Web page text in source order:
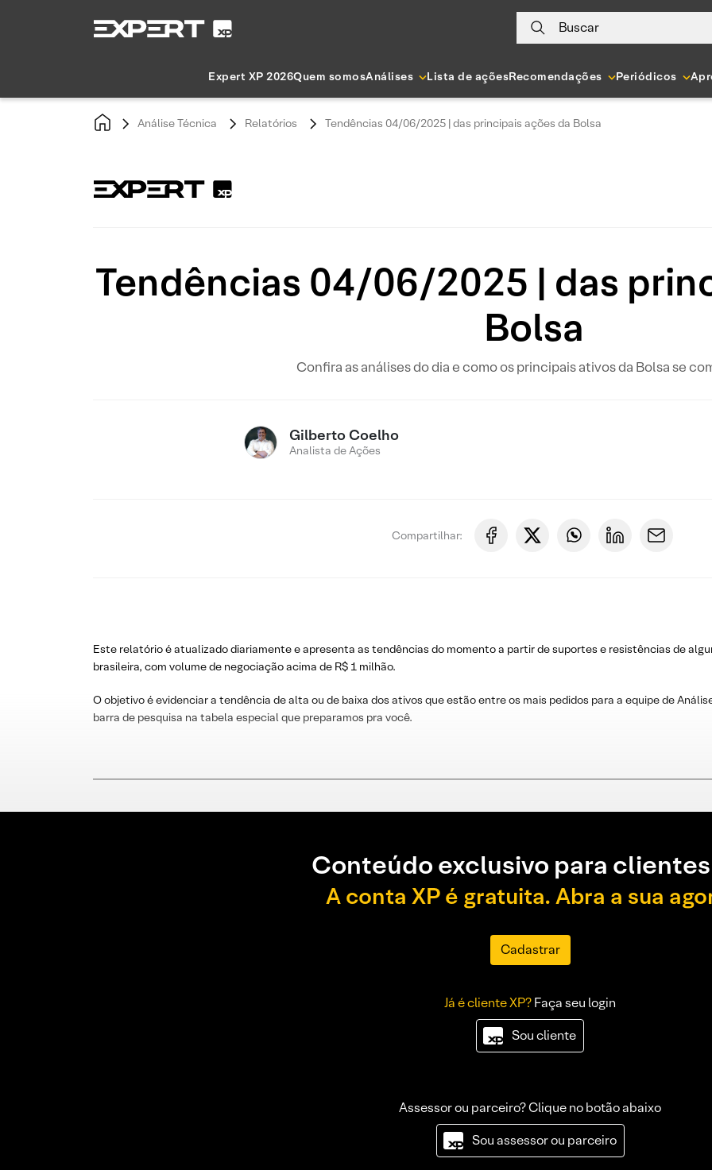
Buscar
Expert XP 2026Quem somosAnálises Lista de açõesRecomendações Periódicos
Análise Técnica Relatórios Tendências 04/06/2025 | das principais ações da Bolsa
Tendências 04/06/2025 | das
Bolsa
Confira as análises do dia e como os principais ativos da Bolsa se
Gilberto Coelho
Analista de Ações
Compartilhar:
Este relatório é atualizado diariamente e apresenta as tendências do momento a partir de suportes e resistências de
brasileira, com volume de negociação acima de R$ 1 milhão.
O objetivo é evidenciar a tendência de alta ou de baixa dos ativos que estão entre os mais pedidos para a equipe de
barra de pesquisa na tabela especial que preparamos pra você.
Conteúdo exclusivo para
A conta XP é gratuita. Abra a sua
Cadastrar
Já é cliente XP?Faça seu login
Sou cliente
Assessor ou parceiro? Clique no botão abaixo
Sou assessor ou parceiro